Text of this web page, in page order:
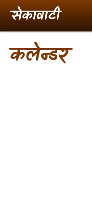
Skip to main content
सेकावाटी
कलेन्डर